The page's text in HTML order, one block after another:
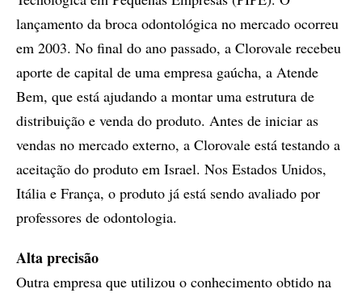
lançamento da broca odontológica no mercado ocorreu
em 2003. No final do ano passado, a Clorovale recebeu
aporte de capital de uma empresa gaúcha, a Atende
Bem, que está ajudando a montar uma estrutura de
distribuição e venda do produto. Antes de iniciar as
vendas no mercado externo, a Clorovale está testando a
aceitação do produto em Israel. Nos Estados Unidos,
Itália e França, o produto já está sendo avaliado por
professores de odontologia.
Alta precisão
Outra empresa que utilizou o conhecimento obtido na